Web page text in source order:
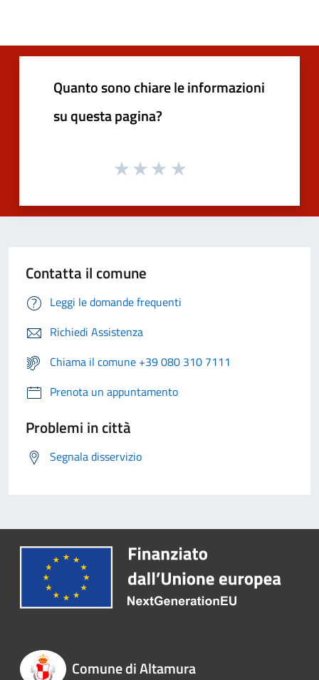
Quanto sono chiare le informazioni
su questa pagina?
Contatta il comune
Leggi le domande frequenti
Richiedi Assistenza
Chiama il comune +39 080 310 7111
Prenota un appuntamento
Problemi in città
Segnala disservizio
Comune di Altamura